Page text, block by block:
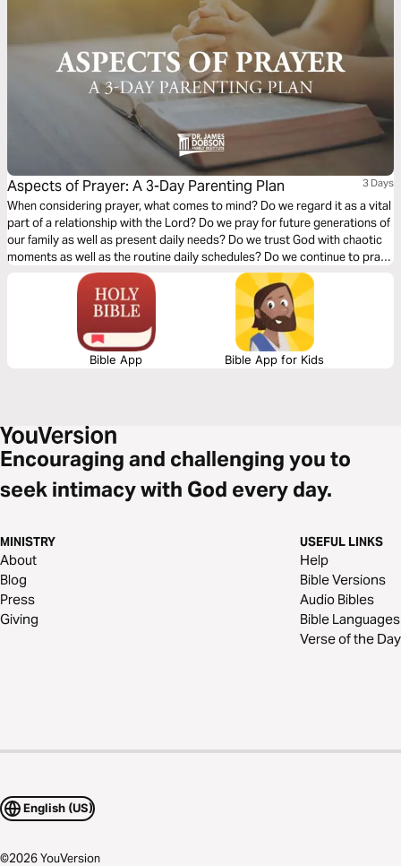
Aspects of Prayer: A 3-Day Parenting Plan 3 Days
When considering prayer, what comes to mind? Do we regard it as a vital
part of a relationship with the Lord? Do we pray for future generations of
our family as well as present daily needs? Do we trust God with chaotic
moments as well as the routine daily schedules? Do we continue to pray
when we don’t see answers? This week we reflect on these facets of
Bible App Bible App for Kids
Encouraging and challenging you to
seek intimacy with God every day.
MINISTRY
About
Blog
Press
Giving
USEFUL LINKS
Help
Bible Versions
Audio Bibles
Bible Languages
Verse of the Day
English (US)
©2026YouVersion